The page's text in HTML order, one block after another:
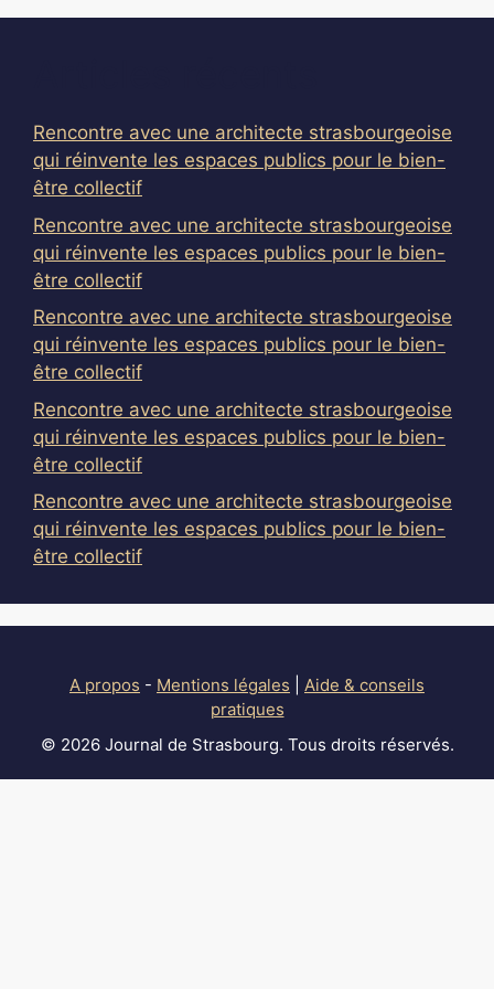
Rencontre avec une architecte strasbourgeoise
qui réinvente les espaces publics pour le bien-
être collectif
Rencontre avec une architecte strasbourgeoise
qui réinvente les espaces publics pour le bien-
être collectif
Rencontre avec une architecte strasbourgeoise
qui réinvente les espaces publics pour le bien-
être collectif
Rencontre avec une architecte strasbourgeoise
qui réinvente les espaces publics pour le bien-
être collectif
Rencontre avec une architecte strasbourgeoise
qui réinvente les espaces publics pour le bien-
être collectif
A propos - Mentions légales
Aide & conseils
pratiques
© 2026 Journal de Strasbourg. Tous droits réservés.